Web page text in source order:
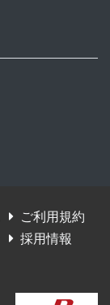
ご利用規約
採用情報